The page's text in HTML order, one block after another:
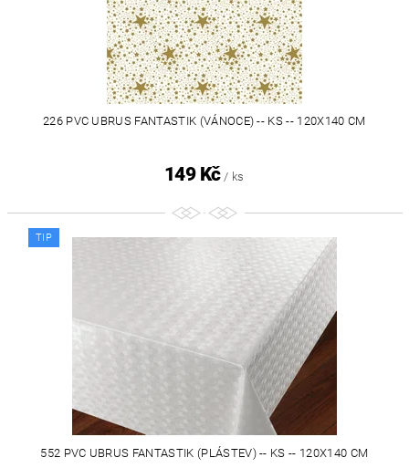
226 PVC UBRUS FANTASTIK (VÁNOCE) -- KS -- 120X140 CM
149 Kč / ks
TIP
552 PVC UBRUS FANTASTIK (PLÁSTEV) -- KS -- 120X140 CM